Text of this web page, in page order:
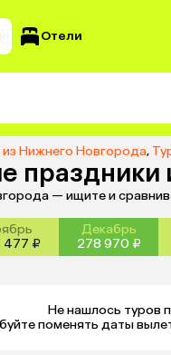
Отели
Нижнего Новгорода,
— ищите и
477 ₽
Декабрь
278 970 ₽
Не нашлось туров
поменять даты